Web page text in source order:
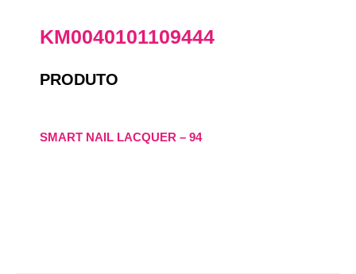
KM0040101109444
PRODUTO
SMART NAIL LACQUER – 94